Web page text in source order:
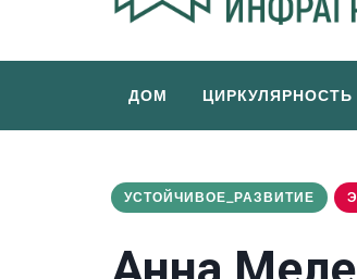
ДОМ ЦИРКУЛЯРНОСТЬ
УСТОЙЧИВОЕ_РАЗВИТИЕ